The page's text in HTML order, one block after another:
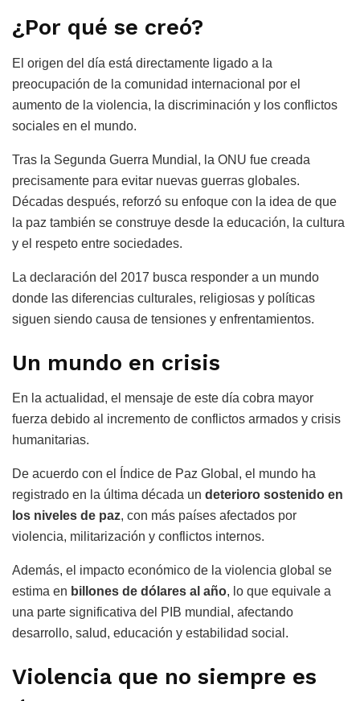
¿Por qué se creó?
El origen del día está directamente ligado a la
preocupación de la comunidad internacional por el
aumento de la violencia, la discriminación y los conflictos
sociales en el mundo.
Tras la Segunda Guerra Mundial, la ONU fue creada
precisamente para evitar nuevas guerras globales.
Décadas después, reforzó su enfoque con la idea de que
la paz también se construye desde la educación, la cultura
y el respeto entre sociedades.
La declaración del 2017 busca responder a un mundo
donde las diferencias culturales, religiosas y políticas
siguen siendo causa de tensiones y enfrentamientos.
Un mundo en crisis
En la actualidad, el mensaje de este día cobra mayor
fuerza debido al incremento de conflictos armados y crisis
humanitarias.
De acuerdo con el Índice de Paz Global, el mundo ha
registrado en la última década un deterioro sostenido en
los niveles de paz, con más países afectados por
violencia, militarización y conflictos internos.
Además, el impacto económico de la violencia global se
estima en billones de dólares al año, lo que equivale a
una parte significativa del PIB mundial, afectando
desarrollo, salud, educación y estabilidad social.
Violencia que no siempre es